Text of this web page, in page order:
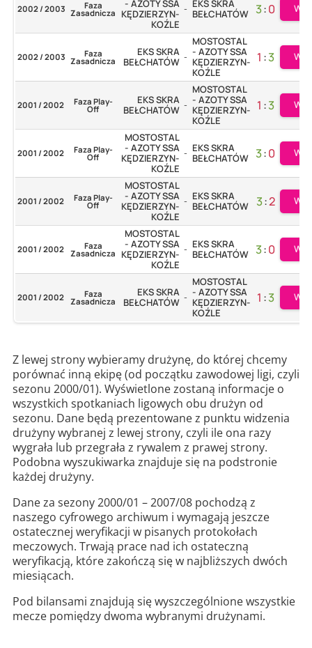
2002 / 2003 Faza
Zasadnicza
- AZOTY SSA
KĘDZIERZYN-
KOŹLE
- EKS SKRA
BEŁCHATÓW
3:0
2002 / 2003 Faza
Zasadnicza
EKS SKRA
BEŁCHATÓW -
MOSTOSTAL
- AZOTY SSA
KĘDZIERZYN-
KOŹLE
1 :3
2001 / 2002 Faza Play-
Off
EKS SKRA
BEŁCHATÓW -
MOSTOSTAL
- AZOTY SSA
KĘDZIERZYN-
KOŹLE
1 :3
2001 / 2002 Faza Play-
Off
MOSTOSTAL
- AZOTY SSA
KĘDZIERZYN-
KOŹLE
- EKS SKRA
BEŁCHATÓW 3:0
2001 / 2002 Faza Play-
Off
MOSTOSTAL
- AZOTY SSA
KĘDZIERZYN-
KOŹLE
- EKS SKRA
BEŁCHATÓW
3:2
2001 / 2002 Faza
Zasadnicza
MOSTOSTAL
- AZOTY SSA
KĘDZIERZYN-
KOŹLE
- EKS SKRA
BEŁCHATÓW 3:0
2001 / 2002 Faza
Zasadnicza
EKS SKRA
BEŁCHATÓW -
MOSTOSTAL
- AZOTY SSA
KĘDZIERZYN-
KOŹLE
1 :3
Z lewej strony wybieramy drużynę, do której chcemy
porównać inną ekipę (od początku zawodowej ligi, czyli
sezonu 2000/01). Wyświetlone zostaną informacje o
wszystkich spotkaniach ligowych obu drużyn od
sezonu. Dane będą prezentowane z punktu widzenia
drużyny wybranej z lewej strony, czyli ile ona razy
wygrała lub przegrała z rywalem z prawej strony.
Podobna wyszukiwarka znajduje się na podstronie
każdej drużyny.
Dane za sezony 2000/01 – 2007/08 pochodzą z
naszego cyfrowego archiwum i wymagają jeszcze
ostatecznej weryfikacji w pisanych protokołach
meczowych. Trwają prace nad ich ostateczną
weryfikacją, które zakończą się w najbliższych dwóch
miesiącach.
Pod bilansami znajdują się wyszczególnione wszystkie
mecze pomiędzy dwoma wybranymi drużynami.